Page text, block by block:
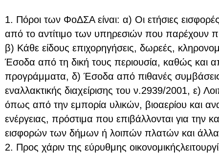
1. Πόροι των ΦοΔΣΑ είναι: α) Οι ετήσιες
από το αντίτιμο των υπηρεσιών που παρέχουν
β) Κάθε είδους επιχορηγήσεις, δωρεές,
Έσοδα από τη δική τους περιουσία, καθώς και
προγράμματα, δ) Έσοδα από πιθανές
εναλλακτικής διαχείρισης του ν.2939/2001, ε)
όπως από την εμπορία υλικών, βιοαερίου και
ενέργειας, πρόστιμα που επιβάλλονται για την
εισφορών των δήμων ή λοιπών πλατών και άλλα
2. Προς χάριν της εύρυθμης